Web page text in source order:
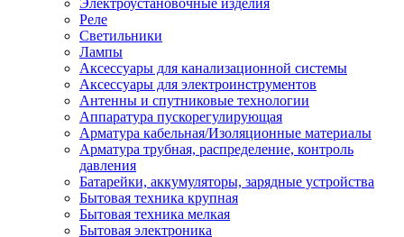
Электроустановочные изделия
Реле
Светильники
Лампы
Аксессуары для канализационной системы
Аксессуары для электроинструментов
Антенны и спутниковые технологии
Аппаратура пускорегулирующая
Арматура кабельная/Изоляционные материалы
Арматура трубная, распределение, контроль
давления
Батарейки, аккумуляторы, зарядные устройства
Бытовая техника крупная
Бытовая техника мелкая
Бытовая электроника